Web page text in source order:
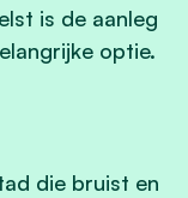
is de aanleg
optie.
die bruist en